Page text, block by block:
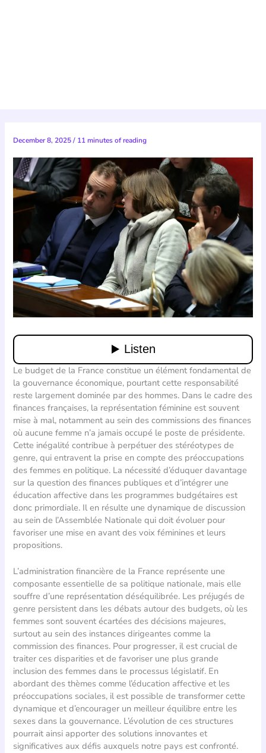
December 8, 2025/ 11 minutes of reading
Le budget de la France constitue un élément fondamental de
la gouvernance économique, pourtant cette responsabilité
reste largement dominée par des hommes. Dans le cadre des
finances françaises, la représentation féminine est souvent
mise à mal, notamment au sein des commissions des finances
où aucune femme n’a jamais occupé le poste de présidente.
Cette inégalité contribue à perpétuer des stéréotypes de
genre, qui entravent la prise en compte des préoccupations
des femmes en politique. La nécessité d’éduquer davantage
sur la question des finances publiques et d’intégrer une
éducation affective dans les programmes budgétaires est
donc primordiale. Il en résulte une dynamique de discussion
au sein de l’Assemblée Nationale qui doit évoluer pour
favoriser une mise en avant des voix féminines et leurs
propositions.
L’administration financière de la France représente une
composante essentielle de sa politique nationale, mais elle
souffre d’une représentation déséquilibrée. Les préjugés de
genre persistent dans les débats autour des budgets, où les
femmes sont souvent écartées des décisions majeures,
surtout au sein des instances dirigeantes comme la
commission des finances. Pour progresser, il est crucial de
traiter ces disparities et de favoriser une plus grande
inclusion des femmes dans le processus législatif. En
abordant des thèmes comme l’éducation affective et les
préoccupations sociales, il est possible de transformer cette
dynamique et d’encourager un meilleur équilibre entre les
sexes dans la gouvernance. L’évolution de ces structures
pourrait ainsi apporter des solutions innovantes et
significatives aux défis auxquels notre pays est confronté.